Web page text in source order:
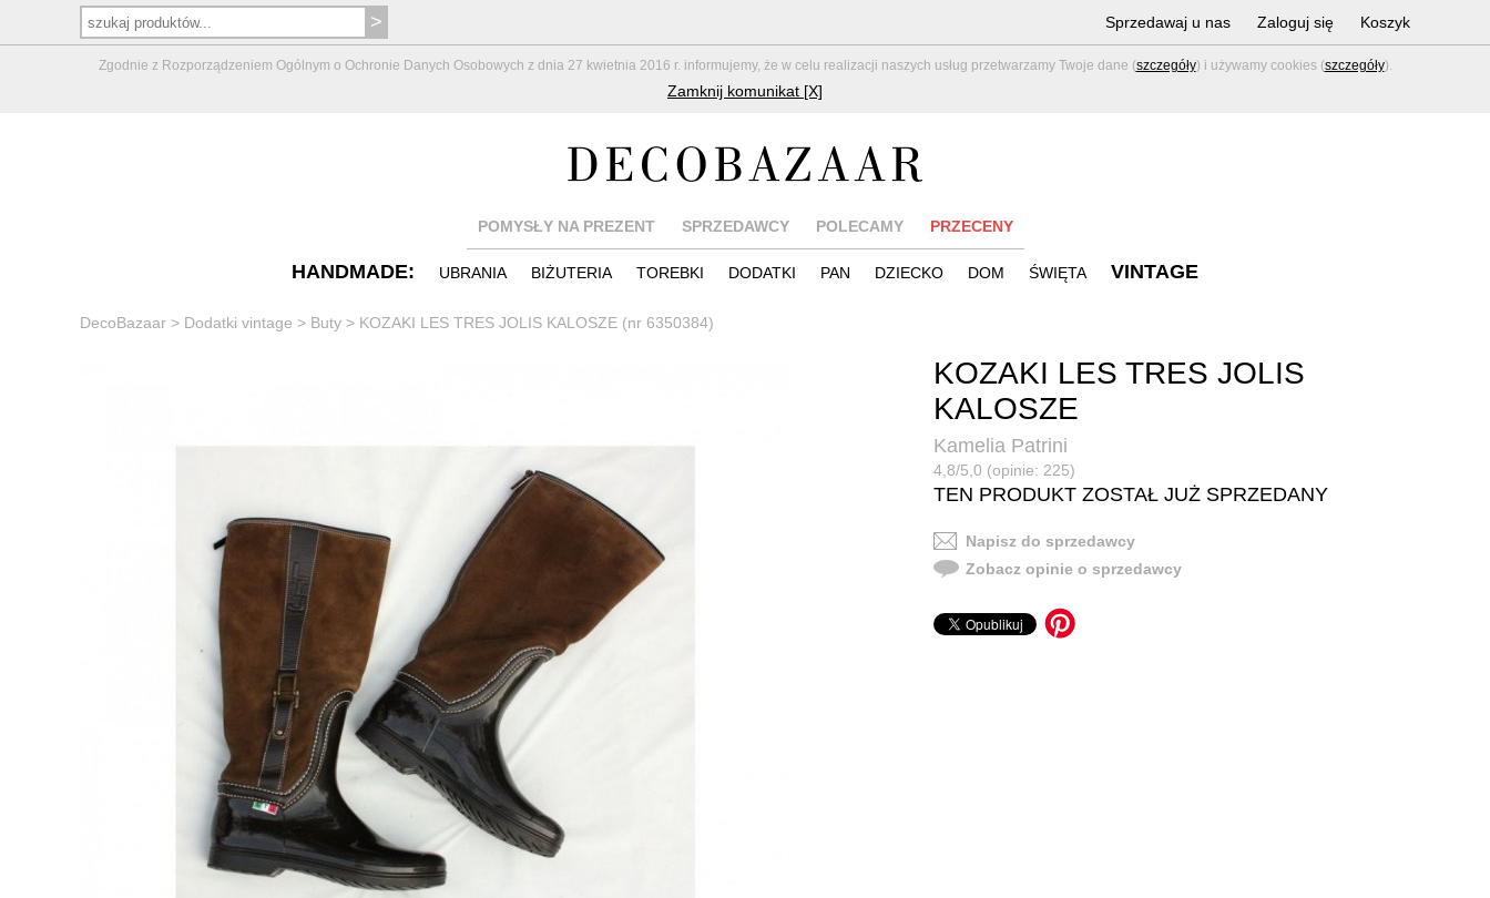
Zgodnie z Rozporządzeniem Ogólnym o Ochronie Danych Osobowych z dnia 27 kwietnia 2016 r. informujemy, że w celu realizacji naszych usług przetwarzamy Twoje dane (szczegóły) i używamy cookies (szczegóły).
Zamknij komunikat [X]
Sprzedawaj u nas Zaloguj się Koszyk
POMYSŁY NA PREZENT SPRZEDAWCY POLECAMY PRZECENY
HANDMADE: UBRANIA BIŻUTERIA TOREBKI DODATKI PAN DZIECKO DOM ŚWIĘTA VINTAGE
DecoBazaar > Dodatki vintage > Buty > KOZAKI LES TRES JOLIS KALOSZE (nr 6350384)
KOZAKI LES TRES JOLIS
KALOSZE
Kamelia Patrini
4,8/5,0 (opinie: 225)
TEN PRODUKT ZOSTAŁ JUŻ SPRZEDANY
Napisz do sprzedawcy
Zobacz opinie o sprzedawcy